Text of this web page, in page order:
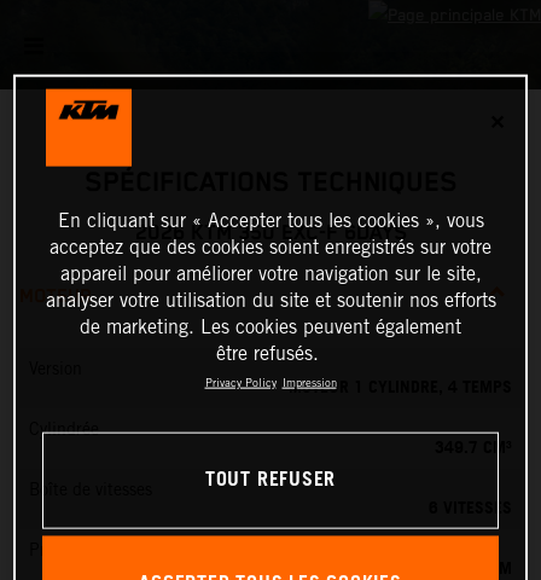
2026 KTM 350 EXC-F 6DAYS
MOTEUR
MOTEUR 1 CYLINDRE, 4 TEMPS
Cylindrée
KEIHIN EFI, CORPS DE PAPILLON 42 MM
En cliquant sur « Accepter tous les cookies », vous
acceptez que des cookies soient enregistrés sur votre
appareil pour améliorer votre navigation sur le site,
analyser votre utilisation du site et soutenir nos efforts
de marketing. Les cookies peuvent également
être refusés.
Privacy Policy Impression
TOUT REFUSER